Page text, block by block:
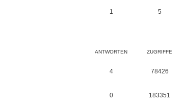
1 5
ANTWORTEN ZUGRIFFE
4 78426
0 183351